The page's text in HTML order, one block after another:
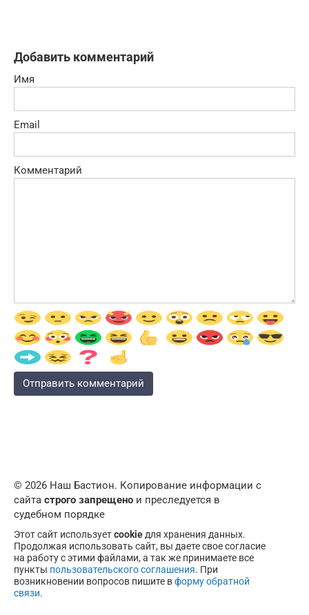
Добавить комментарий
Имя
Email
Комментарий
© 2026 Наш Бастион. Копирование информации с
сайта строго запрещено и преследуется в
судебном порядке
Этот сайт используетcookie для хранения данных.
Продолжая использовать сайт, вы даете свое согласие
на работу с этими файлами, а так же принимаете все
пункты пользовательского соглашения. При
возникновении вопросов пишите вформу обратной
связи.